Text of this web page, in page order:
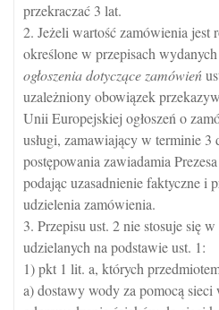
przekraczać 3 lat.
2. Jeżeli wartość zamówienia
określone w przepisach
ogłoszenia dotyczące zamówień
uzależniony obowiązek
Unii Europejskiej ogłoszeń o
usługi, zamawiający w terminie 3
postępowania zawiadamia
podając uzasadnienie faktyczne i
udzielenia zamówienia.
3. Przepisu ust. 2 nie stosuje się
udzielanych na podstawie ust. 1:
1) pkt 1 lit. a, których
a) dostawy wody za pomocą